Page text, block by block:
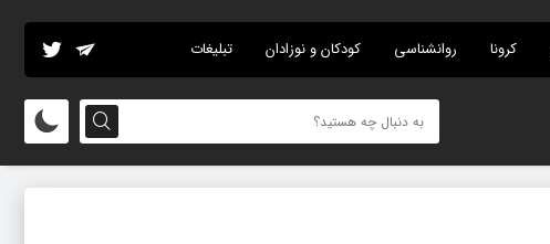
کرونا روانشناسی کودکان و نوزادان تبلیغات